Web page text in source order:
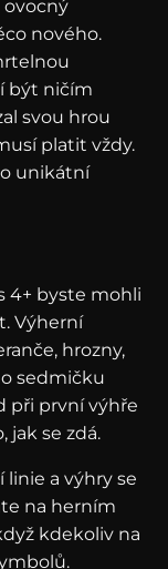
ovocný
nového.
být ničím
svou hrou
platit vždy.
unikátní
4+ byste mohli
Výherní
hrozny,
sedmičku
při první výhře
jak se zdá.
a výhry se
na herním
kdekoliv na